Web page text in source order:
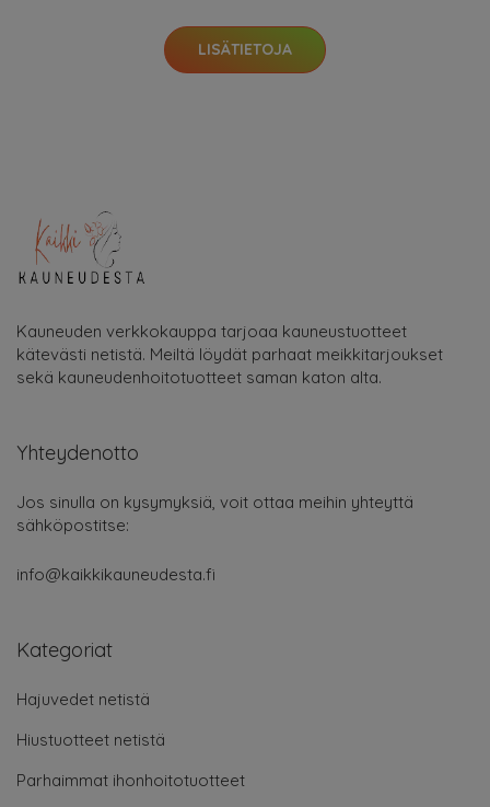
LISÄTIETOJA
Kauneuden verkkokauppa tarjoaa kauneustuotteet
kätevästi netistä. Meiltä löydät parhaat meikkitarjoukset
sekä kauneudenhoitotuotteet saman katon alta.
Yhteydenotto
Jos sinulla on kysymyksiä, voit ottaa meihin yhteyttä
sähköpostitse:
info@kaikkikauneudesta.fi
Kategoriat
Hajuvedet netistä
Hiustuotteet netistä
Parhaimmat ihonhoitotuotteet